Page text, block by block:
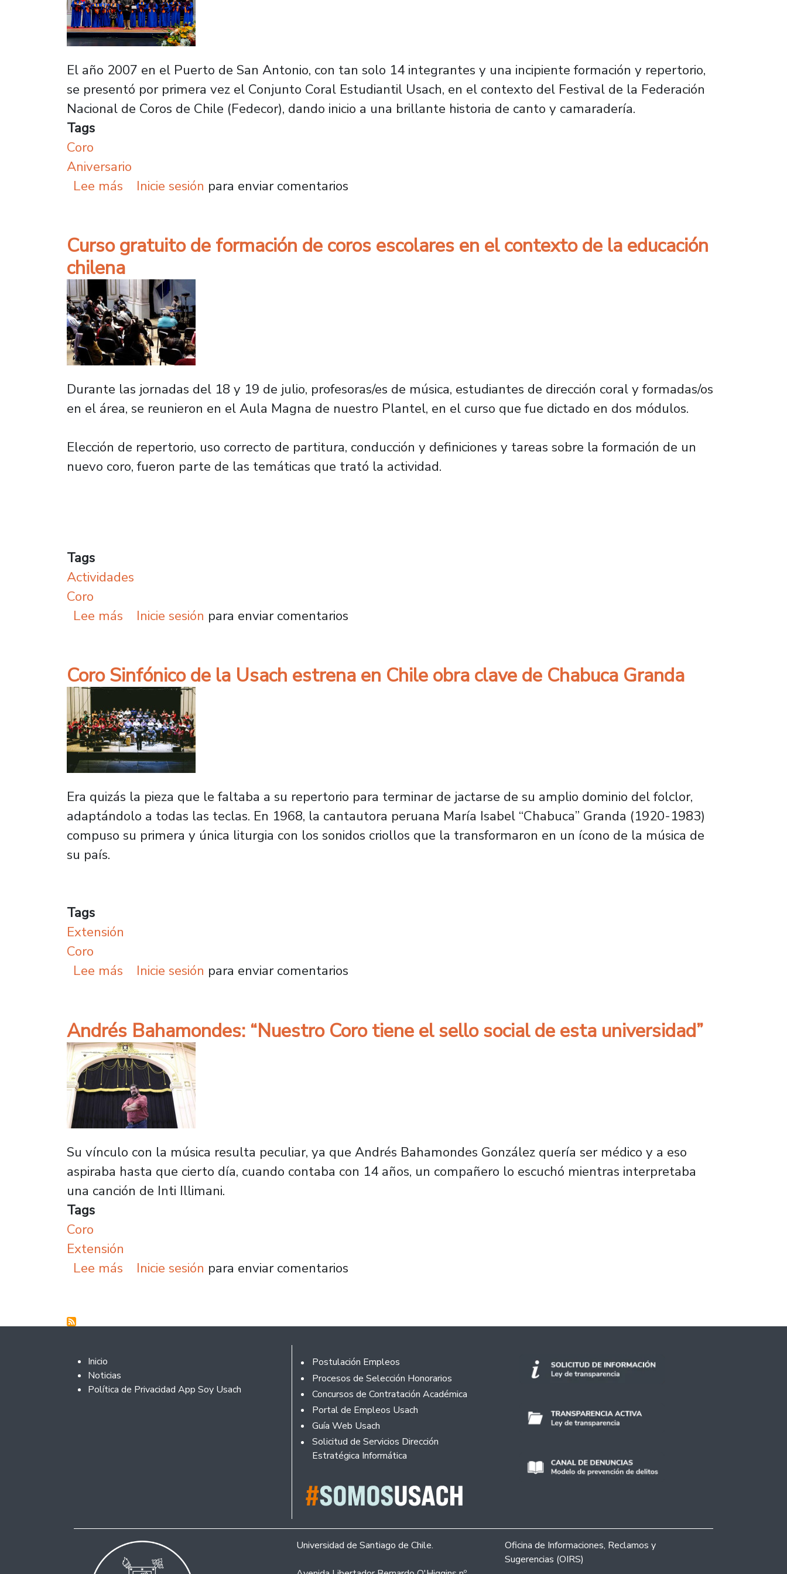
El año 2007 en el Puerto de San Antonio, con tan solo 14 integrantes y una incipiente formación y repertorio,
se presentó por primera vez el Conjunto Coral Estudiantil Usach, en el contexto del Festival de la Federación
Nacional de Coros de Chile (Fedecor), dando inicio a una brillante historia de canto y camaradería.
Tags
Coro
Aniversario
Lee más sobre Elencos universitarios del país celebrarán el decimoséptimo aniversario de nuestro Conjunto Coral
Inicie sesión para enviar comentarios
Curso gratuito de formación de coros escolares en el contexto de la educación
chilena
Durante las jornadas del 18 y 19 de julio, profesoras/es de música, estudiantes de dirección coral y formadas/os
en el área, se reunieron en el Aula Magna de nuestro Plantel, en el curso que fue dictado en dos módulos.
Elección de repertorio, uso correcto de partitura, conducción y definiciones y tareas sobre la formación de un
nuevo coro, fueron parte de las temáticas que trató la actividad.
Tags
Actividades
Coro
Lee más sobre Curso gratuito de formación de coros escolares en el contexto de la educación chilena
Inicie sesión para enviar comentarios
Coro Sinfónico de la Usach estrena en Chile obra clave de Chabuca Granda
Era quizás la pieza que le faltaba a su repertorio para terminar de jactarse de su amplio dominio del folclor,
adaptándolo a todas las teclas. En 1968, la cantautora peruana María Isabel “Chabuca” Granda (1920-1983)
compuso su primera y única liturgia con los sonidos criollos que la transformaron en un ícono de la música de
su país.
Tags
Extensión
Coro
Lee más sobre Coro Sinfónico de la Usach estrena en Chile obra clave de Chabuca Granda
Inicie sesión para enviar comentarios
Andrés Bahamondes: “Nuestro Coro tiene el sello social de esta universidad”
Su vínculo con la música resulta peculiar, ya que Andrés Bahamondes González quería ser médico y a eso
aspiraba hasta que cierto día, cuando contaba con 14 años, un compañero lo escuchó mientras interpretaba
una canción de Inti Illimani.
Tags
Coro
Extensión
Lee más sobre Andrés Bahamondes: “Nuestro Coro tiene el sello social de esta universidad”
Inicie sesión para enviar comentarios
Footer 2
Inicio
Noticias
Política de Privacidad App Soy Usach
Footer
Postulación Empleos
Procesos de Selección Honorarios
Concursos de Contratación Académica
Portal de Empleos Usach
Guía Web Usach
Solicitud de Servicios Dirección
Estratégica Informática
Universidad de Santiago de Chile.
Oficina de Informaciones, Reclamos y
Sugerencias (OIRS)